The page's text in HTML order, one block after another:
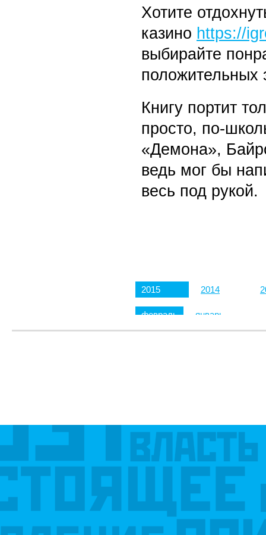
Хотите
казино https://
выбирайте
положительных
Книгу портит
просто, по-
«Демона»,
ведь мог бы
весь под рукой.
2015
февраль январь
2014